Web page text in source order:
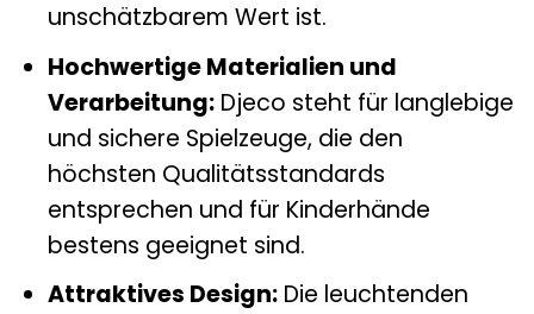
unschätzbarem Wert ist.
Hochwertige Materialien und
Verarbeitung:Djeco steht für langlebige
und sichere Spielzeuge, die den
höchsten Qualitätsstandards
entsprechen und für Kinderhände
bestens geeignet sind.
Attraktives Design:Die leuchtenden